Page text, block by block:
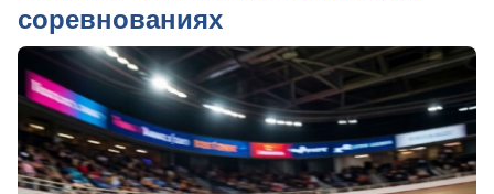
соревнованиях